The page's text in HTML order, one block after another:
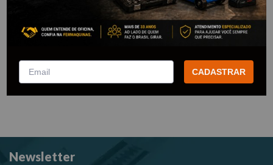
Verifique os termos digitados.
Tente utilizar uma única palavra.
desejado.
Newsletter
CADASTRAR